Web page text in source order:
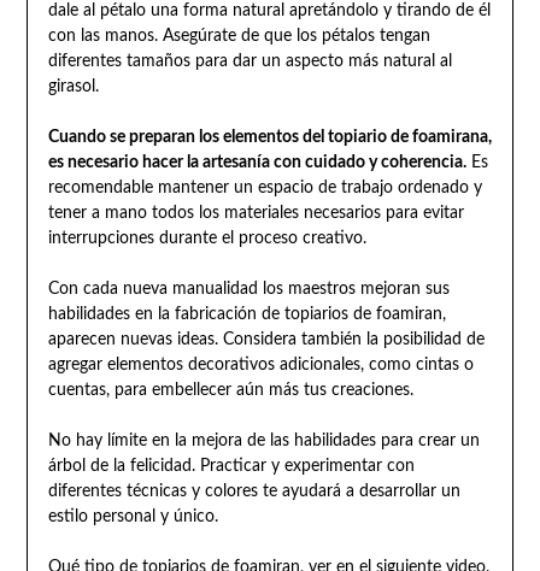
dale al pétalo una forma natural apretándolo y tirando de él
con las manos. Asegúrate de que los pétalos tengan
diferentes tamaños para dar un aspecto más natural al
girasol.
Cuando se preparan los elementos del topiario de foamirana,
es necesario hacer la artesanía con cuidado y coherencia.Es
recomendable mantener un espacio de trabajo ordenado y
tener a mano todos los materiales necesarios para evitar
interrupciones durante el proceso creativo.
Con cada nueva manualidad los maestros mejoran sus
habilidades en la fabricación de topiarios de foamiran,
aparecen nuevas ideas. Considera también la posibilidad de
agregar elementos decorativos adicionales, como cintas o
cuentas, para embellecer aún más tus creaciones.
No hay límite en la mejora de las habilidades para crear un
árbol de la felicidad. Practicar y experimentar con
diferentes técnicas y colores te ayudará a desarrollar un
estilo personal y único.
Qué tipo de topiarios de foamiran, ver en el siguiente video.